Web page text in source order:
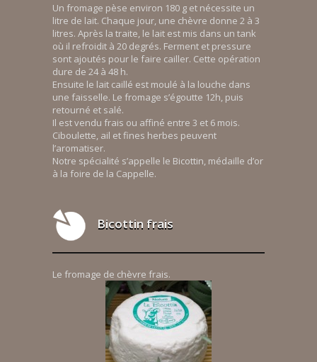
Un fromage pèse environ 180 g et nécessite un
litre de lait. Chaque jour, une chèvre donne 2 à 3
litres. Après la traite, le lait est mis dans un tank
où il refroidit à 20 degrés. Ferment et pressure
sont ajoutés pour le faire cailler. Cette opération
dure de 24 à 48 h.
Ensuite le lait caillé est moulé à la louche dans
une faisselle. Le fromage s’égoutte 12h, puis
retourné et salé.
Il est vendu frais ou affiné entre 3 et 6 mois.
Ciboulette, ail et fines herbes peuvent
l’aromatiser.
Notre spécialité s’appelle le Bicottin, médaille d’or
à la foire de la Cappelle.
Bicottin frais
Le fromage de chèvre frais.